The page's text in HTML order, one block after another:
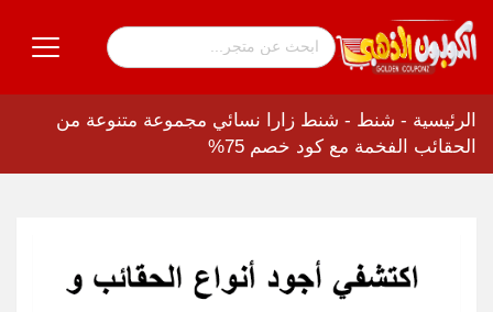
الرئيسية - شنط - شنط زارا نسائي مجموعة متنوعة من
الحقائب الفخمة مع كود خصم 75%